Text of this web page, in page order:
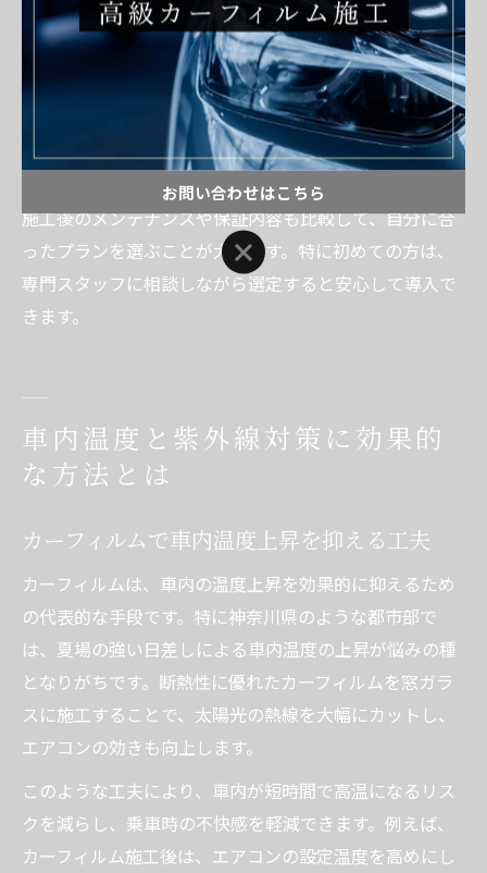
も重視しましょう。例えば、神奈川で「安い」「おすす
め」と評判の専門店でも、フィルムの種類や施工技術に
よって満足度に差が出ることがあります。事前に施工事
例や口コミを確認することが失敗防止のコツです。
また、調光フィルムは電源の有無や操作方法（自動・手
動）など、細かな仕様もチェックポイントとなります。
施工後のメンテナンスや保証内容も比較して、自分に合
ったプランを選ぶことが大切です。特に初めての方は、
専門スタッフに相談しながら選定すると安心して導入で
きます。
車内温度と紫外線対策に効果的
な方法とは
カーフィルムで車内温度上昇を抑える工夫
カーフィルムは、車内の温度上昇を効果的に抑えるため
の代表的な手段です。特に神奈川県のような都市部で
は、夏場の強い日差しによる車内温度の上昇が悩みの種
となりがちです。断熱性に優れたカーフィルムを窓ガラ
スに施工することで、太陽光の熱線を大幅にカットし、
エアコンの効きも向上します。
このような工夫により、車内が短時間で高温になるリス
クを減らし、乗車時の不快感を軽減できます。例えば、
カーフィルム施工後は、エアコンの設定温度を高めにし
お問い合わせはこちら
お問い合わせはこちら